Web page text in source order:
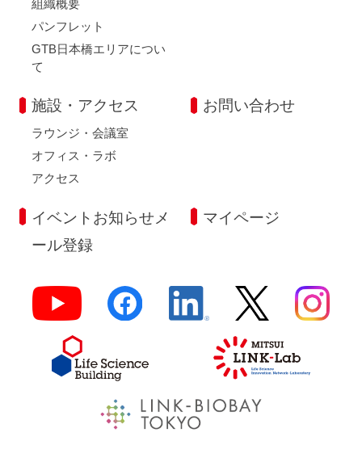
組織概要
パンフレット
GTB日本橋エリアについ
て
施設・アクセス
ラウンジ・会議室
オフィス・ラボ
アクセス
お問い合わせ
イベントお知らせメ
ール登録
マイページ